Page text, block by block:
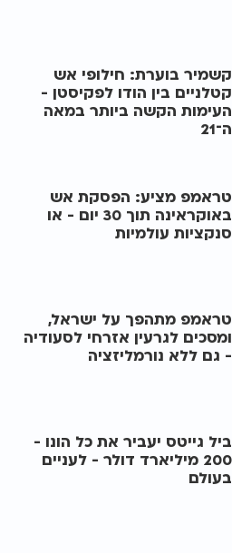
קשמיר בוערת: חילופי אש
קטלניים בין הודו לפקיסטן -
העימות הקשה ביותר במאה
ה־21
טראמפ מציע: הפסקת אש
באוקראינה תוך 30 יום - או
סנקציות עולמיות
טראמפ מתהפך על ישראל,
ומסכים לגרעין אזרחי לסעודיה
- גם ללא נורמליזציה
ביל גייטס יעביר את כל הונו -
200 מיליארד דולר - לעניים
בעולם